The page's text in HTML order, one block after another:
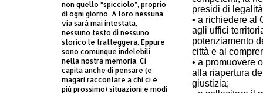
presidi di
• a richiedere al
agli uffici
potenziamento
città e al
• a promuovere
alla riapertura
giustizia;
non quello “spicciolo”, proprio
di ogni giorno. A loro nessuna
via sarà mai intestata,
nessuno testo di nessuno
storico le tratteggerà. Eppure
sono comunque indelebili
nella nostra memoria. Ci
capita anche di pensare (e
magari raccontare a chi ci è
più prossimo) situazioni e modi